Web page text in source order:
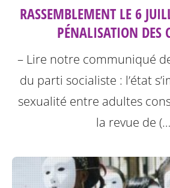
RASSEMBLEMENT LE 6
PÉNALISATION DES
– Lire notre communiqué
du parti socialiste : l’état
sexualité entre adultes
la revue de